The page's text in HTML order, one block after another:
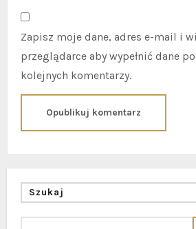
Zapisz moje dane, adres e-mail i
przeglądarce aby wypełnić dane
kolejnych komentarzy.
Szukaj